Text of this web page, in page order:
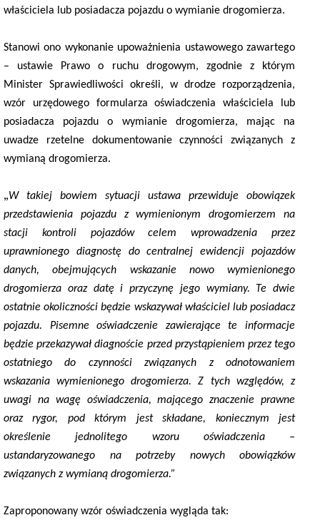
właściciela lub posiadacza pojazdu o wymianie drogomierza.
Stanowi ono wykonanie upoważnienia ustawowego zawartego
– ustawie Prawo o ruchu drogowym, zgodnie z którym
Minister Sprawiedliwości określi, w drodze rozporządzenia,
wzór urzędowego formularza oświadczenia właściciela lub
posiadacza pojazdu o wymianie drogomierza, mając na
uwadze rzetelne dokumentowanie czynności związanych z
wymianą drogomierza.
„W takiej bowiem sytuacji ustawa przewiduje obowiązek
przedstawienia pojazdu z wymienionym drogomierzem na
stacji kontroli pojazdów celem wprowadzenia przez
uprawnionego diagnostę do centralnej ewidencji pojazdów
danych, obejmujących wskazanie nowo wymienionego
drogomierza oraz datę i przyczynę jego wymiany. Te dwie
ostatnie okoliczności będzie wskazywał właściciel lub posiadacz
pojazdu. Pisemne oświadczenie zawierające te informacje
będzie przekazywał diagnoście przed przystąpieniem przez tego
ostatniego do czynności związanych z odnotowaniem
wskazania wymienionego drogomierza. Z tych względów, z
uwagi na wagę oświadczenia, mającego znaczenie prawne
oraz rygor, pod którym jest składane, koniecznym jest
określenie jednolitego wzoru oświadczenia –
ustandaryzowanego na potrzeby nowych obowiązków
związanych z wymianą drogomierza.”
Zaproponowany wzór oświadczenia wygląda tak: